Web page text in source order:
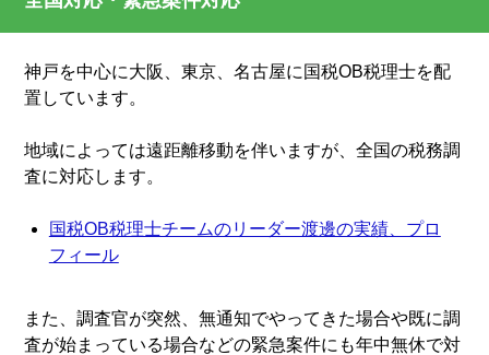
神戸を中心に大阪、東京、名古屋に国税OB税理士を配
置しています。
地域によっては遠距離移動を伴いますが、全国の税務調
査に対応します。
国税OB税理士チームのリーダー渡邊の実績、プロ
フィール
また、調査官が突然、無通知でやってきた場合や既に調
査が始まっている場合などの緊急案件にも年中無休で対